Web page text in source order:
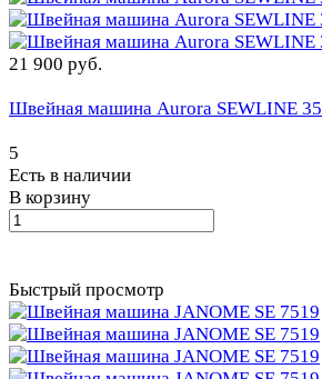
21 900 руб.
Швейная машина Aurora SEWLINE 35
5
Есть в наличии
В корзину
Быстрый просмотр